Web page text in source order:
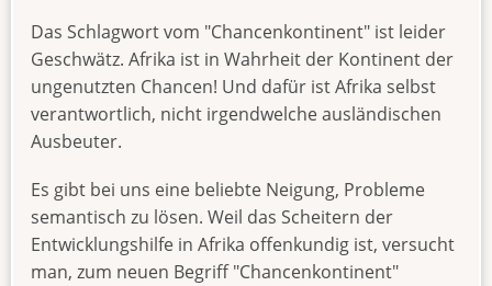
Das Schlagwort vom "Chancenkontinent" ist leider
Geschwätz. Afrika ist in Wahrheit der Kontinent der
ungenutzten Chancen! Und dafür ist Afrika selbst
verantwortlich, nicht irgendwelche ausländischen
Ausbeuter.
Es gibt bei uns eine beliebte Neigung, Probleme
semantisch zu lösen. Weil das Scheitern der
Entwicklungshilfe in Afrika offenkundig ist, versucht
man, zum neuen Begriff "Chancenkontinent"